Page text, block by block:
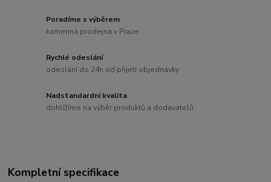
Poradíme s výběrem
kamenná prodejna v Praze
Rychlé odeslání
odeslání do 24h od přijetí objednávky
Nadstandardní kvalita
dohlížíme na výběr produktů a dodavatelů
Kompletní specifikace